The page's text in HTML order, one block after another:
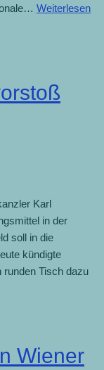
Weiterlesen
Karl
in der
soll in die
kündigte
runden Tisch dazu
Wiener